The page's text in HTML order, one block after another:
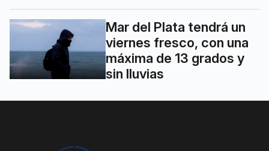
Mar del Plata tendrá un
viernes fresco, con una
máxima de 13 grados y
sin lluvias